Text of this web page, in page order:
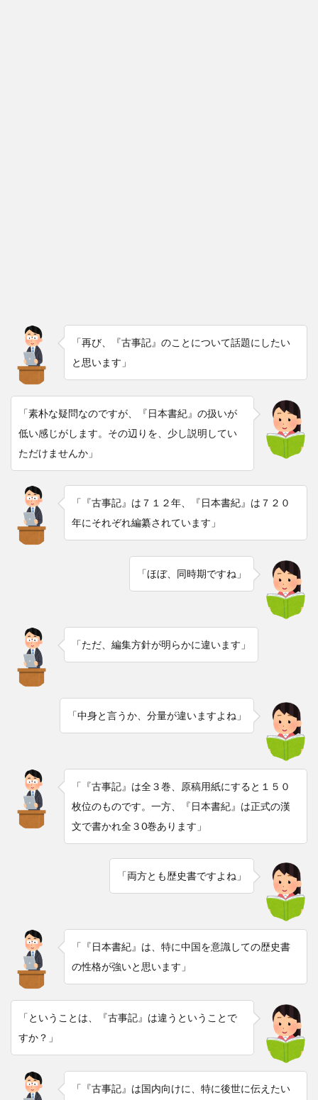
「再び、『古事記』のことについて話題にしたい
と思います」
「素朴な疑問なのですが、『日本書紀』の扱いが
低い感じがします。その辺りを、少し説明してい
ただけませんか」
「『古事記』は７１２年、『日本書紀』は７２０
年にそれぞれ編纂されています」
「ほぼ、同時期ですね」
「ただ、編集方針が明らかに違います」
「中身と言うか、分量が違いますよね」
「『古事記』は全３巻、原稿用紙にすると１５０
枚位のものです。一方、『日本書紀』は正式の漢
文で書かれ全３0巻あります」
「両方とも歴史書ですよね」
「『日本書紀』は、特に中国を意識しての歴史書
の性格が強いと思います」
「ということは、『古事記』は違うということで
すか？」
「『古事記』は国内向けに、特に後世に伝えたい